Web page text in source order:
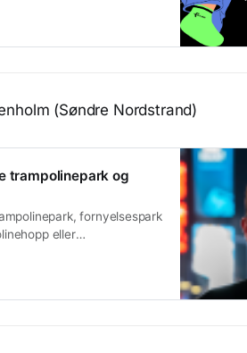
(Søndre Nordstrand)
trampolinepark og
fornyelsespark
eller